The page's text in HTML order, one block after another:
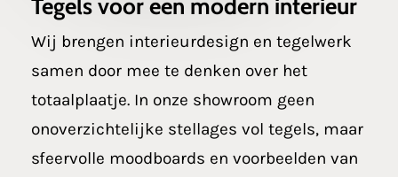
Tegels voor een modern interieur
Wij brengen interieurdesign en tegelwerk
samen door mee te denken over het
totaalplaatje. In onze showroom geen
onoverzichtelijke stellages vol tegels, maar
sfeervolle moodboards en voorbeelden van